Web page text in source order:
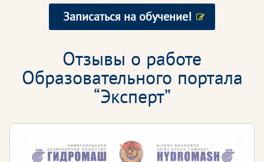
Записаться на обучение!
Отзывы о работе
Образовательного портала
“Эксперт”